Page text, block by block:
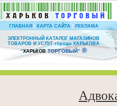
ГЛАВНАЯ| КАРТА САЙТА | РЕКЛАМА
ЭЛЕКТРОННЫЙ КАТАЛОГ МАГАЗИНОВ
ТОВАРОВ И УСЛУГ города ХАРЬКОВА
“ХАРЬКОВ ТОРГОВЫЙ” ®